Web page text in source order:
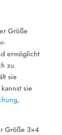
Größe
ermöglicht
zu
sie
sie
,
Größe 3×4